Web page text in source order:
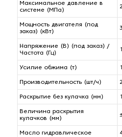
Максимальное давление в
системе (МПа)
Мощность двигателя (под
заказ) (кВт)
Напряжение (В) (под заказ) /
Частота (Гц)
Усилие обжима (т)
Производительность (шт/ч)
Раскрытие без кулачка (мм)
Величина раскрытия
кулачков (мм)
Масло гидравлическое